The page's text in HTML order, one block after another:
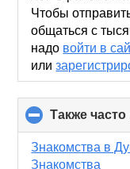
Чтобы
общаться с
надо войти в
или
Также
Знакомства в
Знакомства